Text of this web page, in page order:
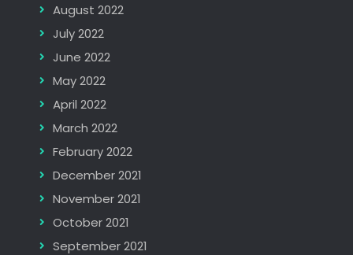
August 2022
July 2022
June 2022
May 2022
April 2022
March 2022
February 2022
December 2021
November 2021
October 2021
September 2021